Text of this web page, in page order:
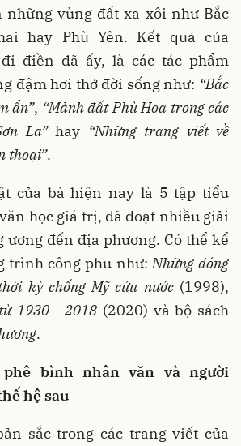
vùng đất xa xôi như Bắc
hay Phù Yên. Kết quả của
điền dã ấy, là các tác phẩm
đậm hơi thở đời sống như: “Bắc
ẩn”, “Mảnh đất Phù Hoa trong các
La”hay “Những trang viết về
thoại”.
của bà hiện nay là 5 tập tiểu
học giá trị, đã đoạt nhiều giải
đến địa phương. Có thể kể
trình công phu như:Những đóng
kỳ chống Mỹ cứu nước(1998),
1930 - 2018 (2020) và bộ sách
.
bình nhân văn và người
hệ sau
sắc trong các trang viết của